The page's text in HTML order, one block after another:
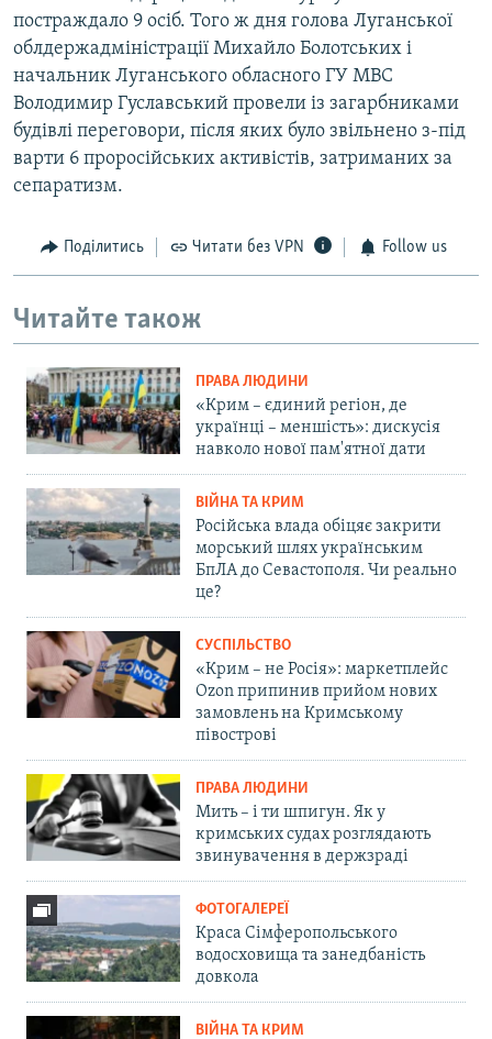
постраждало 9 осіб. Того ж дня голова Луганської
облдержадміністрації Михайло Болотських і
начальник Луганського обласного ГУ МВС
Володимир Гуславський провели із загарбниками
будівлі переговори, після яких було звільнено з-під
варти 6 проросійських активістів, затриманих за
сепаратизм.
Поділитись Читати без VPN Follow us
Читайте також
ПРАВА ЛЮДИНИ
«Крим – єдиний регіон, де
українці – меншість»: дискусія
навколо нової пам'ятної дати
ВІЙНА ТА КРИМ
Російська влада обіцяє закрити
морський шлях українським
БпЛА до Севастополя. Чи реально
це?
СУСПІЛЬСТВО
«Крим – не Росія»: маркетплейс
Ozon припинив прийом нових
замовлень на Кримському
півострові
ПРАВА ЛЮДИНИ
Мить – і ти шпигун. Як у
кримських судах розглядають
звинувачення в держзраді
ФОТОГАЛЕРЕЇ
Краса Сімферопольського
водосховища та занедбаність
довкола
ВІЙНА ТА КРИМ